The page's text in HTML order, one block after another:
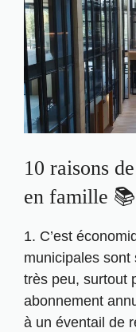
10 raisons
en famille 📚
1. C’est
municipales sont
très peu, surtout
abonnement
à un éventail de